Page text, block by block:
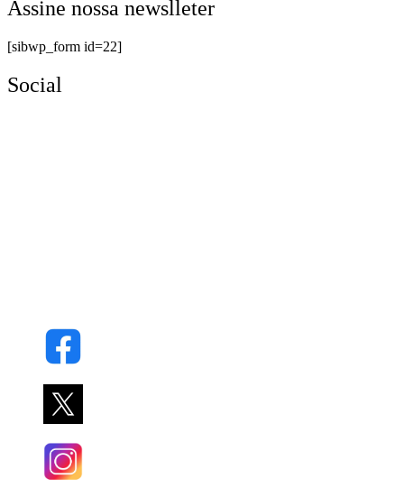
Assine nossa newslleter
[sibwp_form id=22]
Social